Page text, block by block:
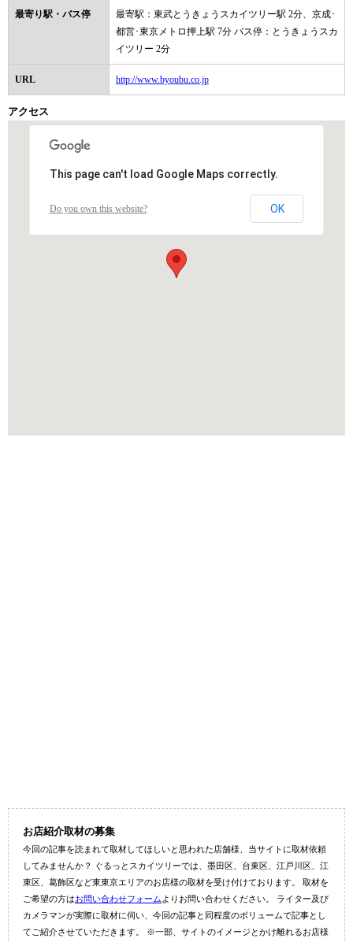
最寄り駅・バス停
最寄駅：東武とうきょうスカイツリー駅 2分、京成･
都営･東京メトロ押上駅 7分 バス停：とうきょうスカ
イツリー 2分
URL http://www.byoubu.co.jp
アクセス
This page can't load Google Maps correctly.
Do you own this website? OK
お店紹介取材の募集
今回の記事を読まれて取材してほしいと思われた店舗様、当サイトに取材依頼
してみませんか？ ぐるっとスカイツリーでは、墨田区、台東区、江戸川区、江
東区、葛飾区など東東京エリアのお店様の取材を受け付けております。 取材を
ご希望の方はお問い合わせフォーム よりお問い合わせください。 ライター及び
カメラマンが実際に取材に伺い、今回の記事と同程度のボリュームで記事とし
てご紹介させていただきます。 ※一部、サイトのイメージとかけ離れるお店様